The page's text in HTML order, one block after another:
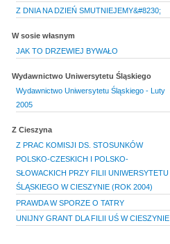
Z DNIA NA DZIEŃ SMUTNIEJEMY&#8230;
W sosie własnym
JAK TO DRZEWIEJ BYWAŁO
Wydawnictwo Uniwersytetu Śląskiego
Wydawnictwo Uniwersytetu Śląskiego - Luty
2005
Z Cieszyna
Z PRAC KOMISJI DS. STOSUNKÓW
POLSKO-CZESKICH I POLSKO-
SŁOWACKICH PRZY FILII UNIWERSYTETU
ŚLĄSKIEGO W CIESZYNIE (ROK 2004)
PRAWDA W SPORZE O TATRY
UNIJNY GRANT DLA FILII UŚ W CIESZYNIE